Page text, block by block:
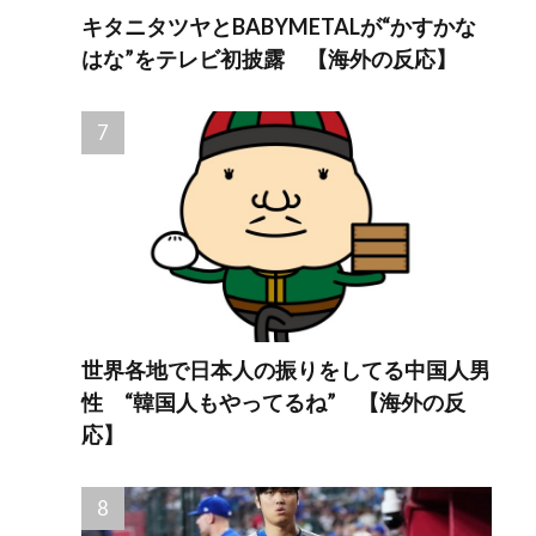
キタニタツヤとBABYMETALが“かすかな
はな”をテレビ初披露 【海外の反応】
世界各地で日本人の振りをしてる中国人男
性 “韓国人もやってるね” 【海外の反
応】